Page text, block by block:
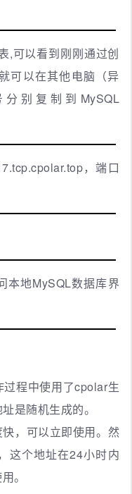
,可以看到刚刚通过创
可以在其他电脑（异
别复制到MySQL
，端口
本地MySQL数据库界
程中使用了cpolar生
是随机生成的。
，可以立即使用。然
这个地址在24小时内
。